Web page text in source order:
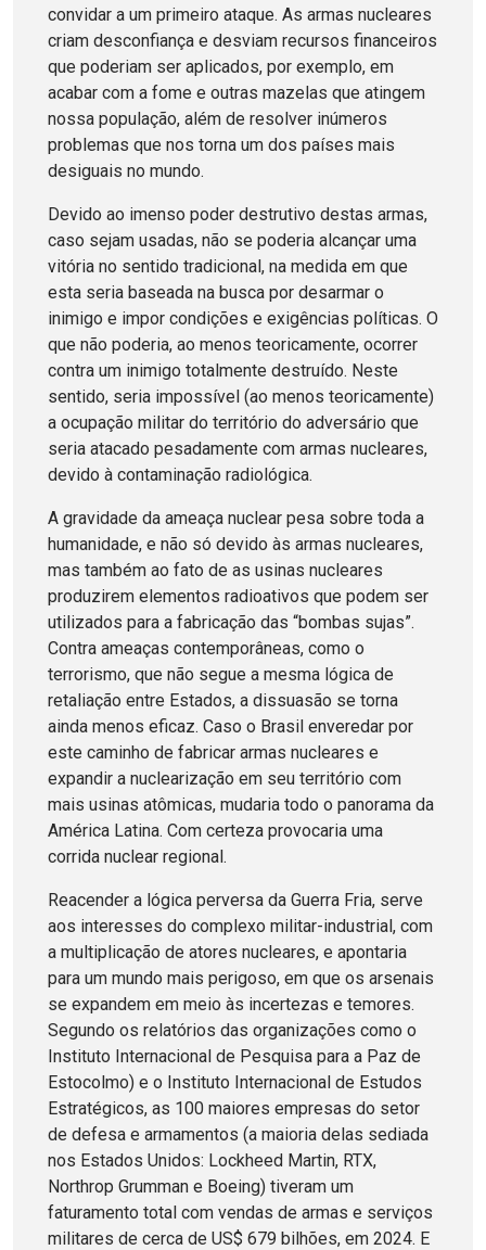
convidar a um primeiro ataque. As armas nucleares
criam desconfiança e desviam recursos financeiros
que poderiam ser aplicados, por exemplo, em
acabar com a fome e outras mazelas que atingem
nossa população, além de resolver inúmeros
problemas que nos torna um dos países mais
desiguais no mundo.
Devido ao imenso poder destrutivo destas armas,
caso sejam usadas, não se poderia alcançar uma
vitória no sentido tradicional, na medida em que
esta seria baseada na busca por desarmar o
inimigo e impor condições e exigências políticas. O
que não poderia, ao menos teoricamente, ocorrer
contra um inimigo totalmente destruído. Neste
sentido, seria impossível (ao menos teoricamente)
a ocupação militar do território do adversário que
seria atacado pesadamente com armas nucleares,
devido à contaminação radiológica.
A gravidade da ameaça nuclear pesa sobre toda a
humanidade, e não só devido às armas nucleares,
mas também ao fato de as usinas nucleares
produzirem elementos radioativos que podem ser
utilizados para a fabricação das “bombas sujas”.
Contra ameaças contemporâneas, como o
terrorismo, que não segue a mesma lógica de
retaliação entre Estados, a dissuasão se torna
ainda menos eficaz. Caso o Brasil enveredar por
este caminho de fabricar armas nucleares e
expandir a nuclearização em seu território com
mais usinas atômicas, mudaria todo o panorama da
América Latina. Com certeza provocaria uma
corrida nuclear regional.
Reacender a lógica perversa da Guerra Fria, serve
aos interesses do complexo militar-industrial, com
a multiplicação de atores nucleares, e apontaria
para um mundo mais perigoso, em que os arsenais
se expandem em meio às incertezas e temores.
Segundo os relatórios das organizações como o
Instituto Internacional de Pesquisa para a Paz de
Estocolmo) e o Instituto Internacional de Estudos
Estratégicos, as 100 maiores empresas do setor
de defesa e armamentos (a maioria delas sediada
nos Estados Unidos: Lockheed Martin, RTX,
Northrop Grumman e Boeing) tiveram um
faturamento total com vendas de armas e serviços
militares de cerca de US$ 679 bilhões, em 2024. E